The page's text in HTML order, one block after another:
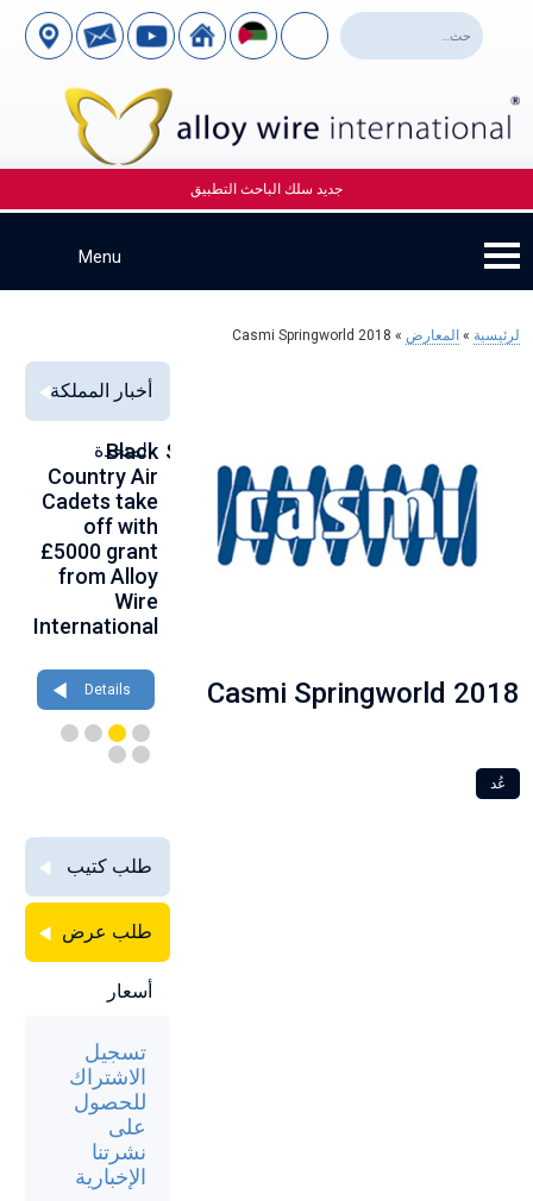
جديد سلك الباحث التطبيق
لرئيسية » المعارض »
Casmi Springworld 2018
Casmi Springworld 2018
عُد
أخبار المملكة
المتحدة
International
to toast its
80th
birthday at
Strengthening
Global
Aerospace
Connections
at
Black
Country Air
Cadets take
off with
£5000 grant
from Alloy
Wire
International
Details
طلب كتيب
طلب عرض
أسعار
تسجيل
الاشتراك
للحصول
على
نشرتنا
الإخبارية